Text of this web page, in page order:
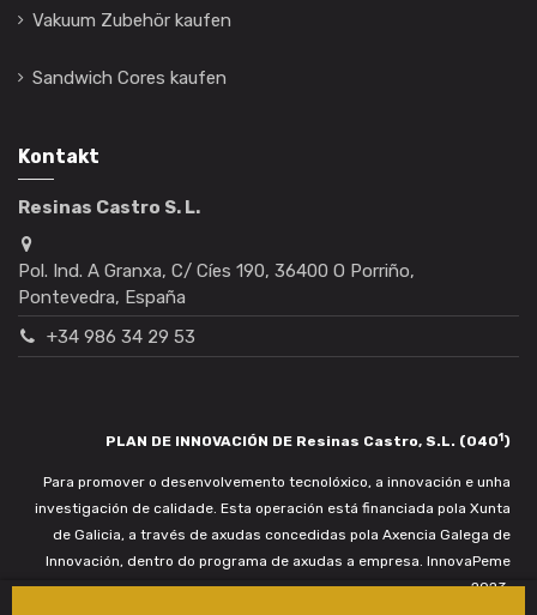
Vakuum Zubehör kaufen
Sandwich Cores kaufen
Kontakt
Resinas Castro S. L.
Pol. Ind. A Granxa, C/ Cíes 190, 36400 O Porriño,
Pontevedra, España
+34 986 34 29 53
PLAN DE INNOVACIÓN DE Resinas Castro, S.L. (0401)
Para promover o desenvolvemento tecnolóxico, a innovación e unha
investigación de calidade. Esta operación está financiada pola Xunta
de Galicia, a través de axudas concedidas pola Axencia Galega de
Innovación, dentro do programa de axudas a empresa. InnovaPeme
2023.